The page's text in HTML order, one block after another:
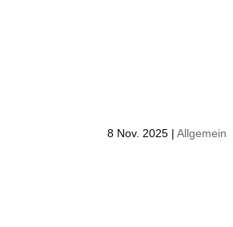
8 Nov. 2025 |Allgemein